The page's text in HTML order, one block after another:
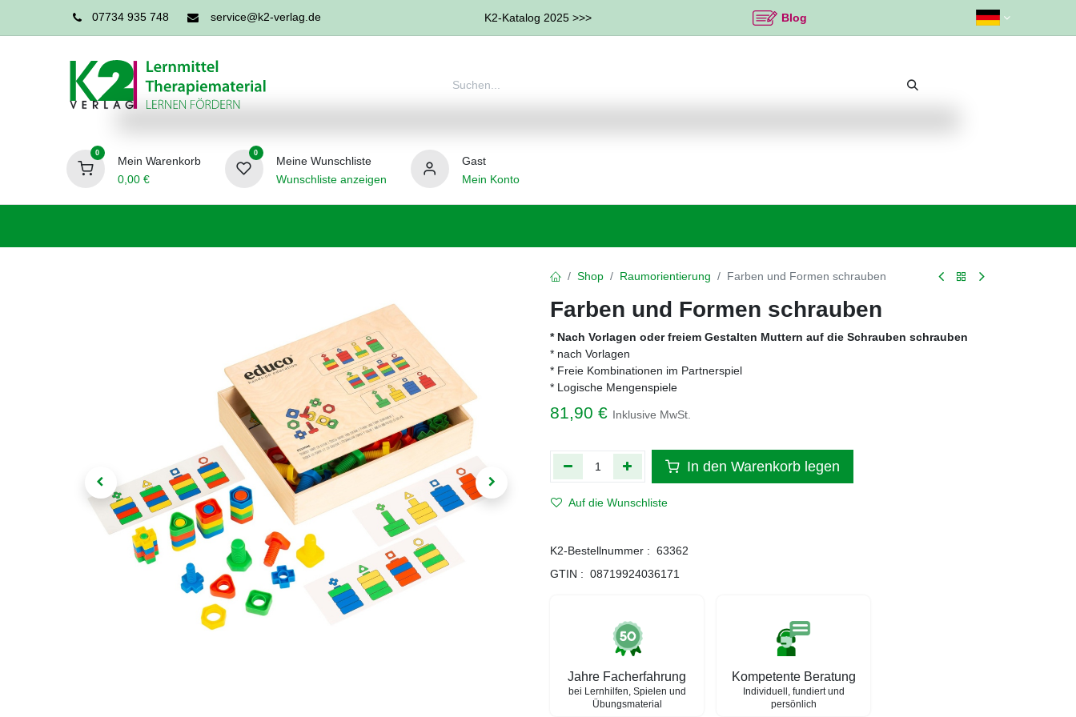
07734 935 748 service@k2-verlag.de K2-Katalog 2025 >>> Blog
0
Mein Warenkorb
0,00€
0
Meine Wunschliste
Wunschliste anzeigen
Gast
Mein Konto
Shop Raumorientierung Farben und Formen schrauben
Farben und Formen schrauben
* Nach Vorlagen oder freiem Gestalten Muttern auf die Schrauben schrauben
* nach Vorlagen
* Freie Kombinationen im Partnerspiel
* Logische Mengenspiele
81,90 € Inklusive MwSt.
In den Warenkorb legen
Auf die Wunschliste
K2-Bestellnummer : 63362
GTIN : 08719924036171
Jahre Facherfahrung
bei Lernhilfen, Spielen und
Übungsmaterial
Kompetente Beratung
Individuell, fundiert und
persönlich